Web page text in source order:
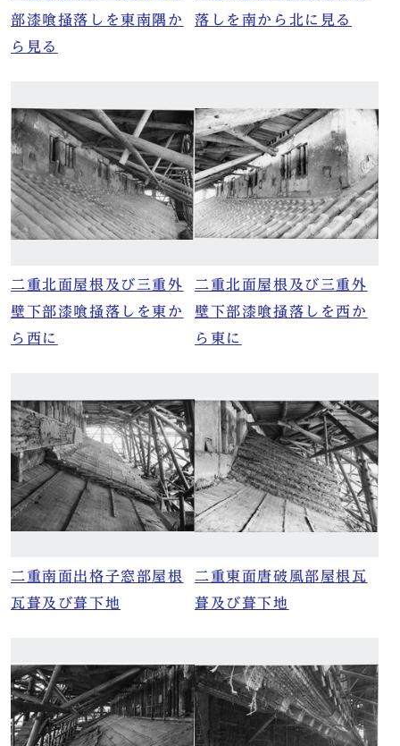
部漆喰掻落しを東南隅か
ら見る
落しを南から北に見る
二重北面屋根及び三重外
壁下部漆喰掻落しを東か
ら西に
二重北面屋根及び三重外
壁下部漆喰掻落しを西か
ら東に
二重南面出格子窓部屋根
瓦葺及び葺下地
二重東面唐破風部屋根瓦
葺及び葺下地